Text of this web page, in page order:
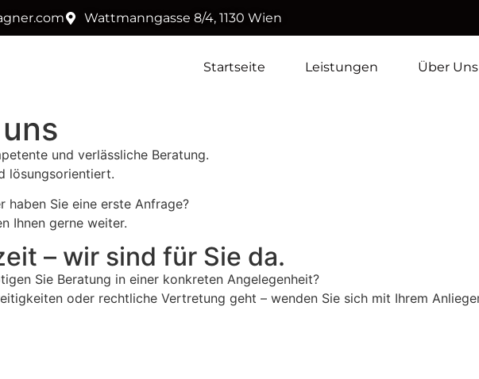
Wattmanngasse 8/4, 1130 Wien
Startseite Leistungen Über Uns
und verlässliche Beratung.
lösungsorientiert.
haben Sie eine erste Anfrage?
Ihnen gerne weiter.
– wir sind für Sie da.
Sie Beratung in einer konkreten Angelegenheit?
oder rechtliche Vertretung geht – wenden Sie sich mit Ihrem